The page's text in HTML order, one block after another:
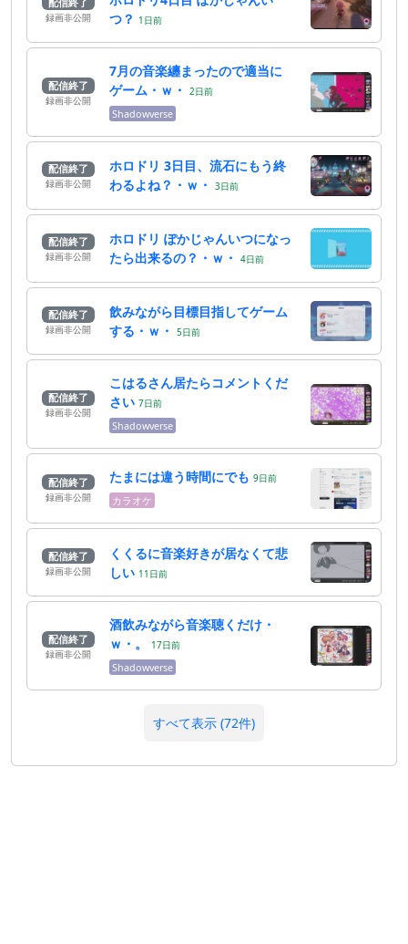
録画非公開
つ？
1 日前
配信終了
録画非公開
7月の音楽纏まったので適当に
ゲーム・ｗ・
2日前
Shadowverse
配信終了
録画非公開
ホロドリ 3日目、流石にもう終
わるよね？・ｗ・
3日前
配信終了
録画非公開
ホロドリ ぽかじゃんいつになっ
たら出来るの？・ｗ・
4日前
配信終了
録画非公開
飲みながら目標目指してゲーム
する・ｗ・
5日前
配信終了
録画非公開
こはるさん居たらコメントくだ
さい 7日前
Shadowverse
配信終了
録画非公開
たまには違う時間にでも 9日前
カラオケ
配信終了
録画非公開
くくるに音楽好きが居なくて悲
しい 11 日前
配信終了
録画非公開
酒飲みながら音楽聴くだけ・
ｗ・。
17日前
Shadowverse
すべて表示 (72件)